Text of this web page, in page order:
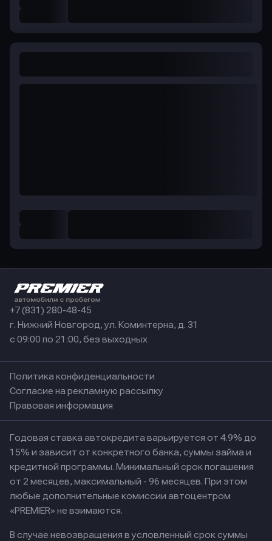
+7 (831) 280-48-45
г. Нижний Новгород, ул. Коминтерна, д. 31
с 09:00 по 21:00, без выходных
Политика конфиденциальности
Согласие на рекламную рассылку
Правовая информация
Годовая ставка автокредита варьируется от 4.9% до
15% и зависит от конкретного банка, суммы займа и
кредитной программы. Минимальный срок погашения
от 2 месяцев, максимальный - 96 месяцев. При этом
любые дополнительные комиссии автоцентром
«PREMIER» не взимаются.
В случае невозвращения в условленный срок суммы